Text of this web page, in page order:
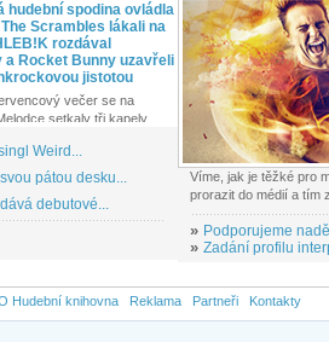
hudební spodina ovládla
The Scrambles lákali na
rozdával
a Rocket Bunny uzavřeli
jistotou
večer se na
setkaly tři kapely...
Weird...
pátou desku...
debutové...
Víme, jak je těžké pro
prorazit do médií a tím
» Podporujeme
» Zadání profilu
Hudební knihovna Reklama Partneři Kontakty